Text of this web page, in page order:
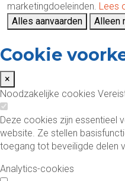
marketingdoeleinden. Lees
Alles aanvaarden
Alleen
Cookie
×
Noodzakelijke cookies
Deze cookies zijn essentieel
website. Ze stellen
toegang tot beveiligde delen
Analytics-cookies